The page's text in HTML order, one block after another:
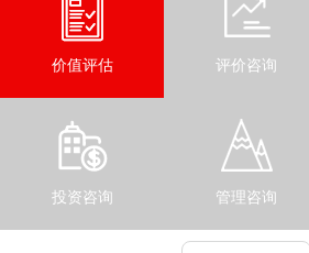
查看详细
价值评估 评价咨询
投资咨询 管理咨询